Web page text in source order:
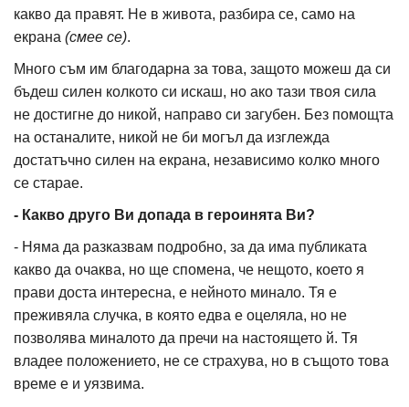
какво да правят. Не в живота, разбира се, само на
екрана (смее се).
Много съм им благодарна за това, защото можеш да си
бъдеш силен колкото си искаш, но ако тази твоя сила
не достигне до никой, направо си загубен. Без помощта
на останалите, никой не би могъл да изглежда
достатъчно силен на екрана, независимо колко много
се старае.
- Какво друго Ви допада в героинята Ви?
- Няма да разказвам подробно, за да има публиката
какво да очаква, но ще спомена, че нещото, което я
прави доста интересна, е нейното минало. Тя е
преживяла случка, в която едва е оцеляла, но не
позволява миналото да пречи на настоящето й. Тя
владее положението, не се страхува, но в същото това
време е и уязвима.